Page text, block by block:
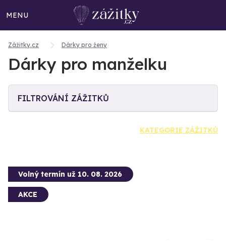
MENU
Zážitky.cz Dárky pro ženy
Dárky pro manželku
FILTROVÁNÍ ZÁŽITKŮ
KATEGORIE ZÁŽITKŮ
Volný termín už 10. 08. 2026
AKCE